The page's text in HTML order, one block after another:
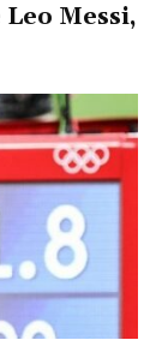
Messi,